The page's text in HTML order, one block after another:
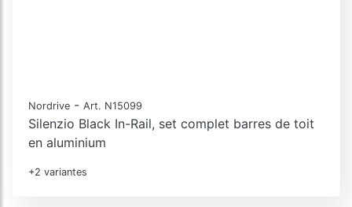
Nordrive - Art. N15099
Silenzio Black In-Rail, set complet barres de toit
en aluminium
+2 variantes